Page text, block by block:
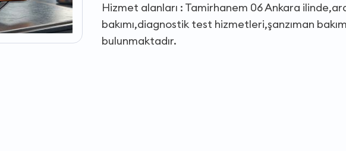
Hizmet alanları : Tamirhanem 06 Ankara
bakımı,diagnostik test hizmetleri,şanzıman
bulunmaktadır.